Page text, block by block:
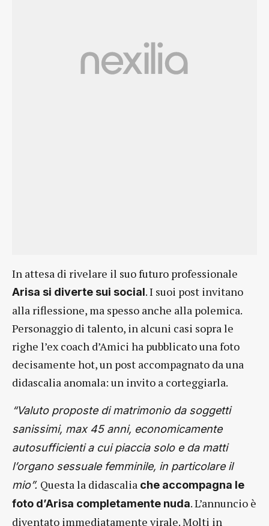
In attesa di rivelare il suo futuro professionale
Arisa si diverte sui social. I suoi post invitano
alla riflessione, ma spesso anche alla polemica.
Personaggio di talento, in alcuni casi sopra le
righe l’ex coach d’Amici ha pubblicato una foto
decisamente hot, un post accompagnato da una
didascalia anomala: un invito a corteggiarla.
“Valuto proposte di matrimonio da soggetti
sanissimi, max 45 anni, economicamente
autosufficienti a cui piaccia solo e da matti
l’organo sessuale femminile, in particolare il
mio”. Questa la didascalia che accompagna le
foto d’Arisa completamente nuda. L’annuncio è
diventato immediatamente virale. Molti in